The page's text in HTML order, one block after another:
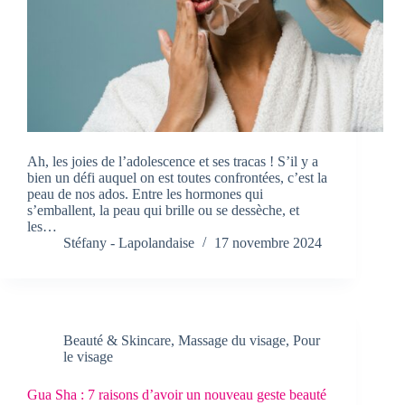
Ah, les joies de l’adolescence et ses tracas ! S’il y a
bien un défi auquel on est toutes confrontées, c’est la
peau de nos ados. Entre les hormones qui
s’emballent, la peau qui brille ou se dessèche, et
les…
Stéfany - Lapolandaise
17 novembre 2024
Beauté & Skincare, Massage du visage, Pour
le visage
Gua Sha : 7 raisons d’avoir un nouveau geste beauté